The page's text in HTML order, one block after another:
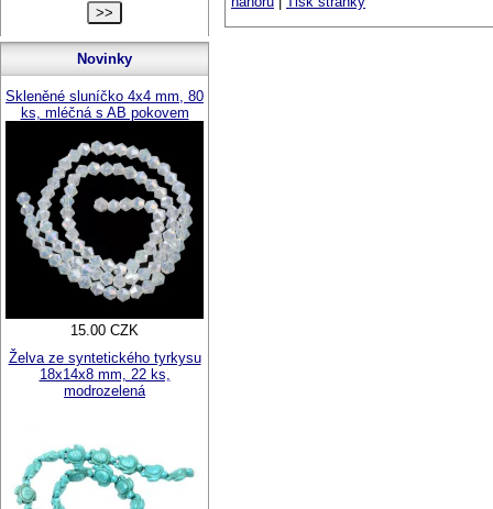
Novinky
Skleněné sluníčko 4x4 mm, 80
ks, mléčná s AB pokovem
15.00 CZK
Želva ze syntetického tyrkysu
18x14x8 mm, 22 ks,
modrozelená